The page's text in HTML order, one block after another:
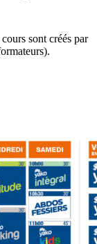
sont créés par